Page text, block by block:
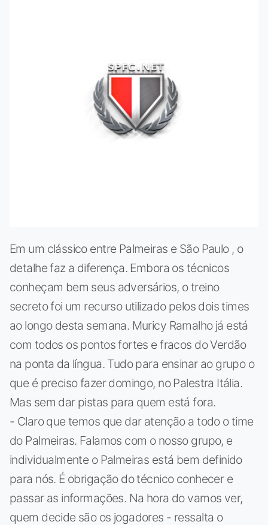
Em um clássico entre Palmeiras e São Paulo , o
detalhe faz a diferença. Embora os técnicos
conheçam bem seus adversários, o treino
secreto foi um recurso utilizado pelos dois times
ao longo desta semana. Muricy Ramalho já está
com todos os pontos fortes e fracos do Verdão
na ponta da língua. Tudo para ensinar ao grupo o
que é preciso fazer domingo, no Palestra Itália.
Mas sem dar pistas para quem está fora.
- Claro que temos que dar atenção a todo o time
do Palmeiras. Falamos com o nosso grupo, e
individualmente o Palmeiras está bem definido
para nós. É obrigação do técnico conhecer e
passar as informações. Na hora do vamos ver,
quem decide são os jogadores - ressalta o